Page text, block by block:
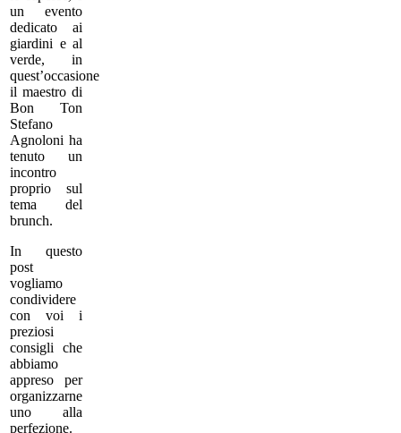
un evento
dedicato ai
giardini e al
verde, in
quest’occasione
il maestro di
Bon Ton
Stefano
Agnoloni ha
tenuto un
incontro
proprio sul
tema del
brunch.
In questo
post
vogliamo
condividere
con voi i
preziosi
consigli che
abbiamo
appreso per
organizzarne
uno alla
perfezione.